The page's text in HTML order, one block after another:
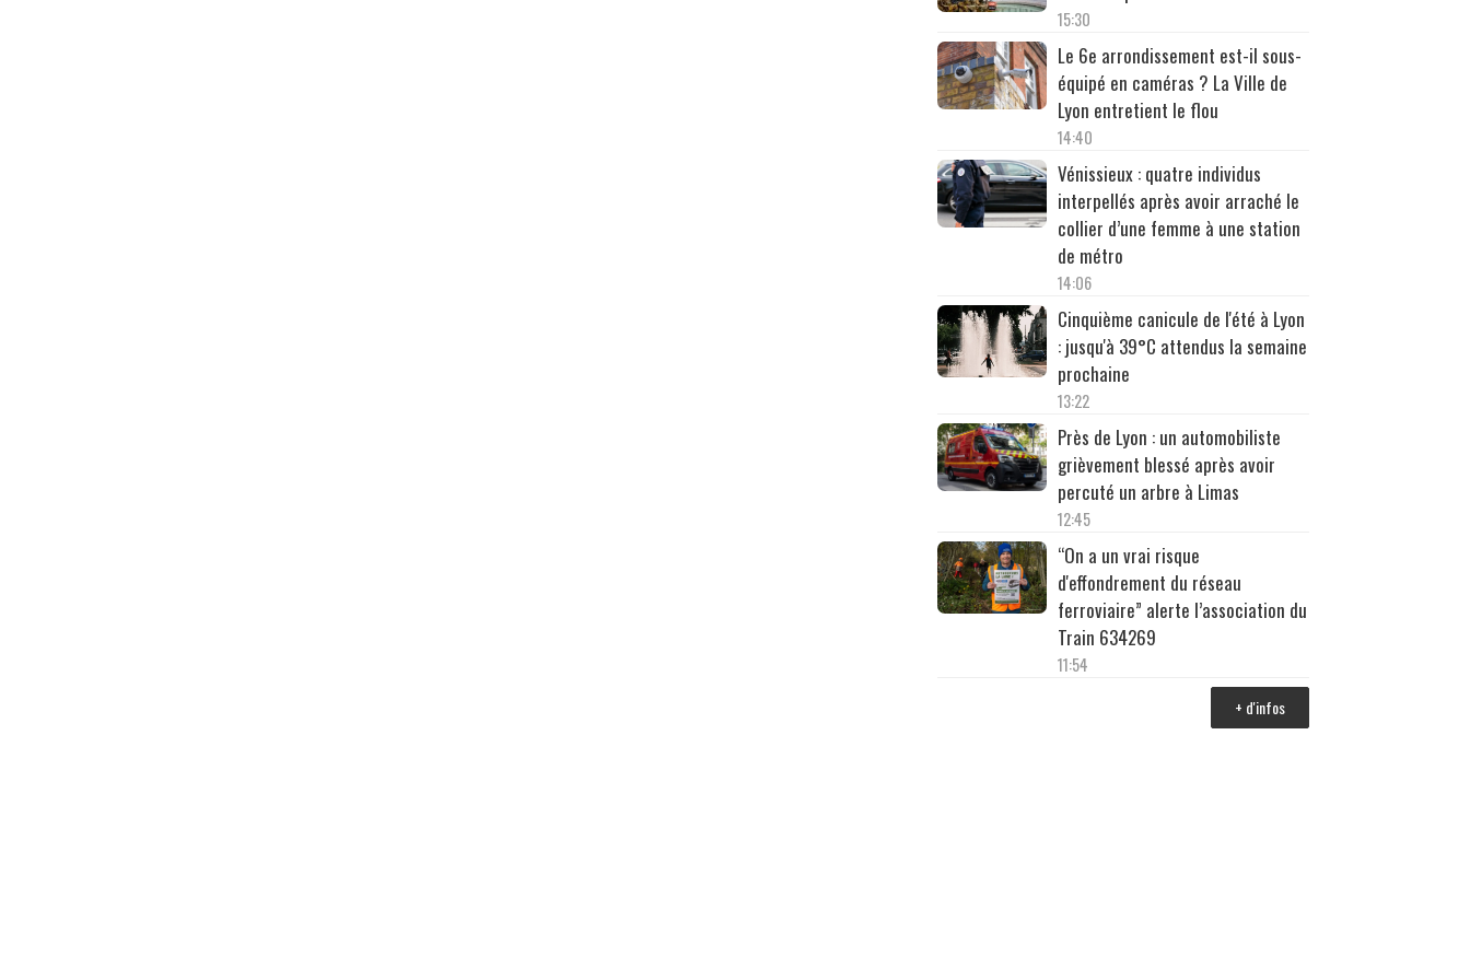
15:30
Le 6e arrondissement est-il sous-
équipé en caméras ? La Ville de
Lyon entretient le flou
14:40
Vénissieux : quatre individus
interpellés après avoir arraché le
collier d’une femme à une station
de métro
14:06
Cinquième canicule de l'été à Lyon
: jusqu'à 39°C attendus la semaine
prochaine
13:22
Près de Lyon : un automobiliste
grièvement blessé après avoir
percuté un arbre à Limas
12:45
“On a un vrai risque
d'effondrement du réseau
ferroviaire” alerte l’association du
Train 634269
11:54
+ d'infos